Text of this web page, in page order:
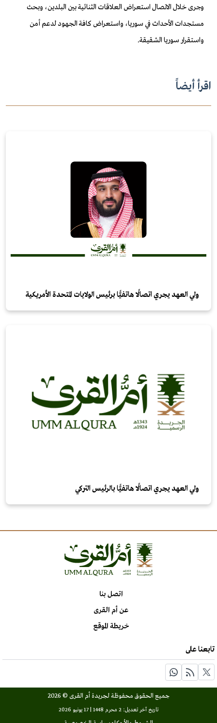
وجرى خلال الاتصال استعراض العلاقات الثنائية بين البلدين، وبحث
مستجدات الأحداث في سوريا، واستعراض كافة الجهود لدعم أمن
واستقرار سوريا الشقيقة.
اقرأ أيضاً
ولي العهد يجري اتصالًا هاتفيًّا برئيس الولايات المتحدة الأمريكية
ولي العهد يجري اتصالًا هاتفيًّا بالرئيس التركي
اتصل بنا
عن أم القرى
خريطة الموقع
تابعنا على
جميع الحقوق محفوظة لجريدة أم القرى © 2026
تاريخ آخر تعديل: 2 محرم 1448 | 17 يونيو 2026